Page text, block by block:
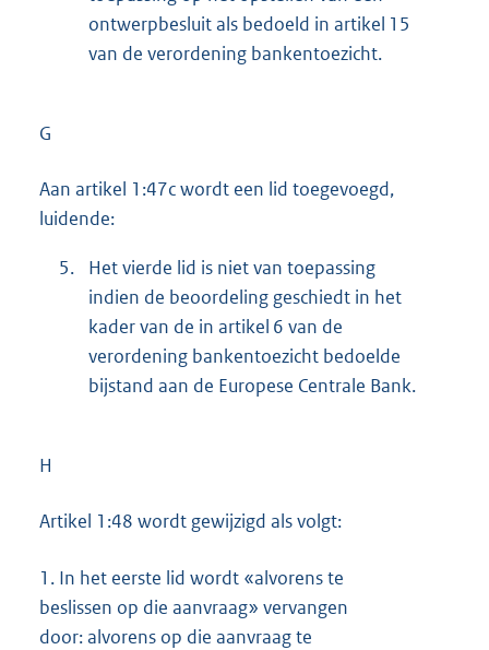
ontwerpbesluit als bedoeld in artikel 15
van de verordening bankentoezicht.
G
Aan artikel 1:47c wordt een lid toegevoegd,
luidende:
5.
Het vierde lid is niet van toepassing
indien de beoordeling geschiedt in het
kader van de in artikel 6 van de
verordening bankentoezicht bedoelde
bijstand aan de Europese Centrale Bank.
H
Artikel 1:48 wordt gewijzigd als volgt:
1. In het eerste lid wordt «alvorens te
beslissen op die aanvraag» vervangen
door: alvorens op die aanvraag te